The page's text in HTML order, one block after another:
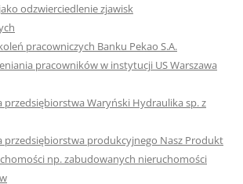
odzwierciedlenie zjawisk
pracowniczych Banku Pekao S.A.
pracowników w instytucji US Warszawa
przedsiębiorstwa Waryński Hydraulika sp. z
przedsiębiorstwa produkcyjnego Nasz Produkt
np. zabudowanych nieruchomości